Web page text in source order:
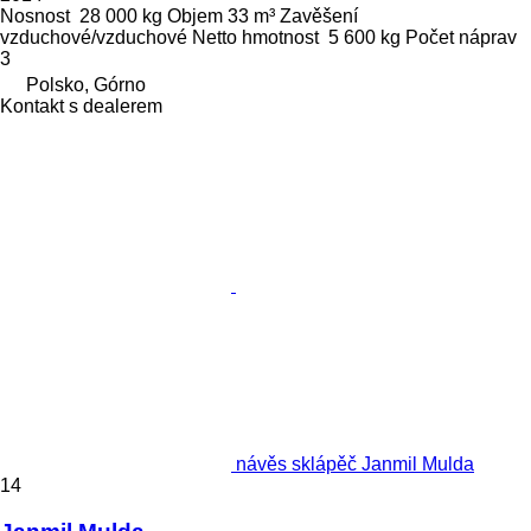
Nosnost 28 000 kg Objem 33 m³ Zavěšení
vzduchové/vzduchové Netto hmotnost 5 600 kg Počet náprav
3
Polsko, Górno
Kontakt s dealerem
návěs sklápěč Janmil Mulda
14